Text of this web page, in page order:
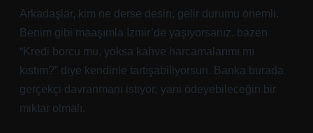
Arkadaşlar, kim ne derse desin, gelir durumu önemli.
Benim gibi maaşımla İzmir’de yaşıyorsanız, bazen
“Kredi borcu mu, yoksa kahve harcamalarımı mı
kıstım?” diye kendinle tartışabiliyorsun. Banka burada
gerçekçi davranmanı istiyor; yani ödeyebileceğin bir
miktar olmalı.